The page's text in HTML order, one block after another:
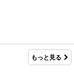
もっと見る